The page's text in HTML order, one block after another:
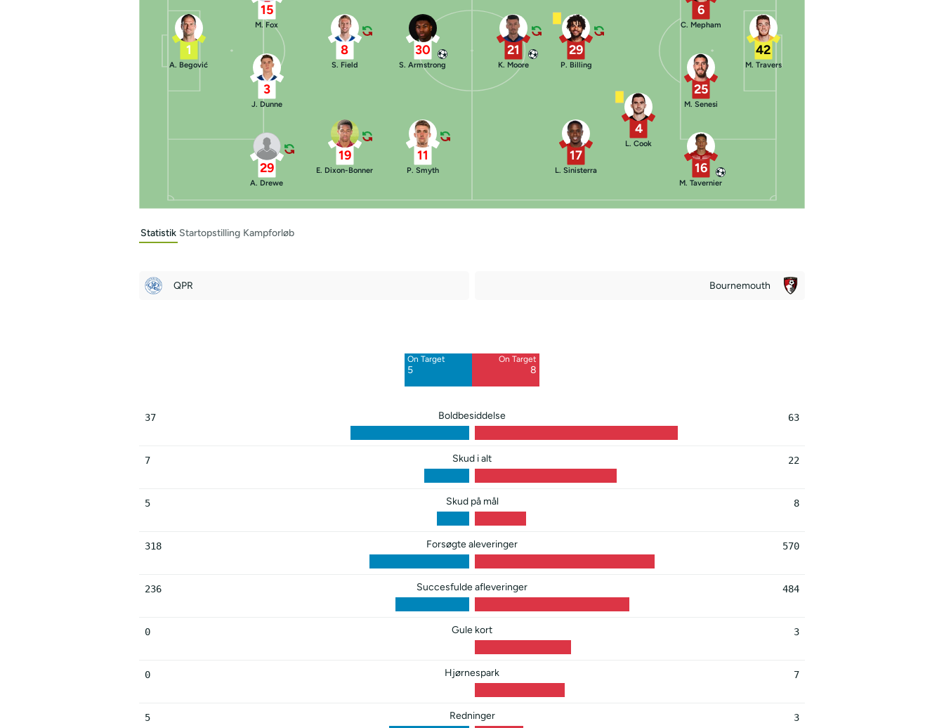
1
A. Begović
15
M. Fox
3
J. Dunne
29
A. Drewe
8
S. Field
19
E. Dixon-Bonner
30
S. Armstrong
11
P. Smyth
42
M. Travers
16
M. Tavernier
25
M. Senesi
6
C. Mepham
4
L. Cook
17
L. Sinisterra
29
P. Billing
21
K. Moore
Statistik Startopstilling Kampforløb
QPR Bournemouth
On Target
5
On Target
8
37 Boldbesiddelse 63
7 Skud i alt 22
5 Skud på mål 8
318 Forsøgte aleveringer 570
236 Succesfulde afleveringer 484
0 Gule kort 3
0 Hjørnespark 7
5 Redninger 3